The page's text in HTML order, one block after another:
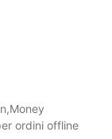
ordini offline